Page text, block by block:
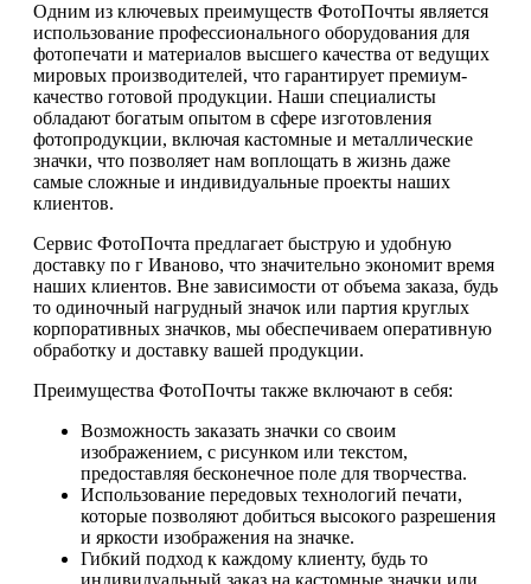
Одним из ключевых преимуществ ФотоПочты является
использование профессионального оборудования для
фотопечати и материалов высшего качества от ведущих
мировых производителей, что гарантирует премиум-
качество готовой продукции. Наши специалисты
обладают богатым опытом в сфере изготовления
фотопродукции, включая кастомные и металлические
значки, что позволяет нам воплощать в жизнь даже
самые сложные и индивидуальные проекты наших
клиентов.
Сервис ФотоПочта предлагает быструю и удобную
доставку по г Иваново, что значительно экономит время
наших клиентов. Вне зависимости от объема заказа, будь
то одиночный нагрудный значок или партия круглых
корпоративных значков, мы обеспечиваем оперативную
обработку и доставку вашей продукции.
Преимущества ФотоПочты также включают в себя:
Возможность заказать значки со своим
изображением, с рисунком или текстом,
предоставляя бесконечное поле для творчества.
Использование передовых технологий печати,
которые позволяют добиться высокого разрешения
и яркости изображения на значке.
Гибкий подход к каждому клиенту, будь то